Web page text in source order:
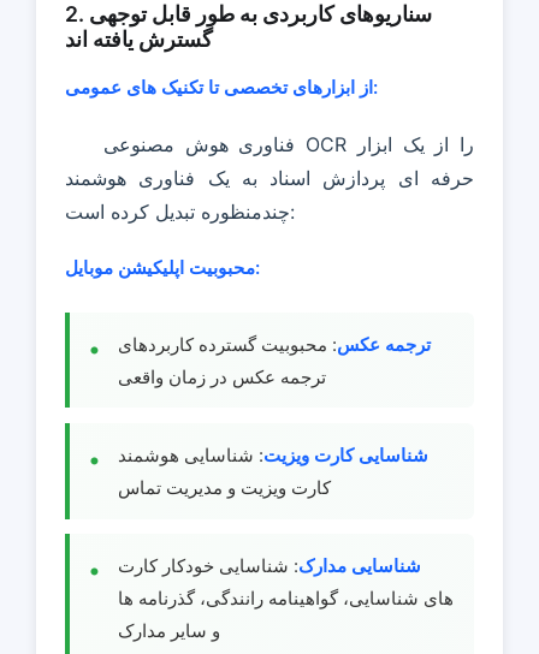
2. سناریوهای کاربردی به طور قابل توجهی
گسترش یافته اند
از ابزارهای تخصصی تا تکنیک های عمومی:
فناوری هوش مصنوعی OCR را از یک ابزار
حرفه ای پردازش اسناد به یک فناوری هوشمند
چندمنظوره تبدیل کرده است:
محبوبیت اپلیکیشن موبایل:
ترجمه عکس: محبوبیت گسترده کاربردهای
ترجمه عکس در زمان واقعی
شناسایی کارت ویزیت: شناسایی هوشمند
کارت ویزیت و مدیریت تماس
شناسایی مدارک: شناسایی خودکار کارت
های شناسایی، گواهینامه رانندگی، گذرنامه ها
و سایر مدارک